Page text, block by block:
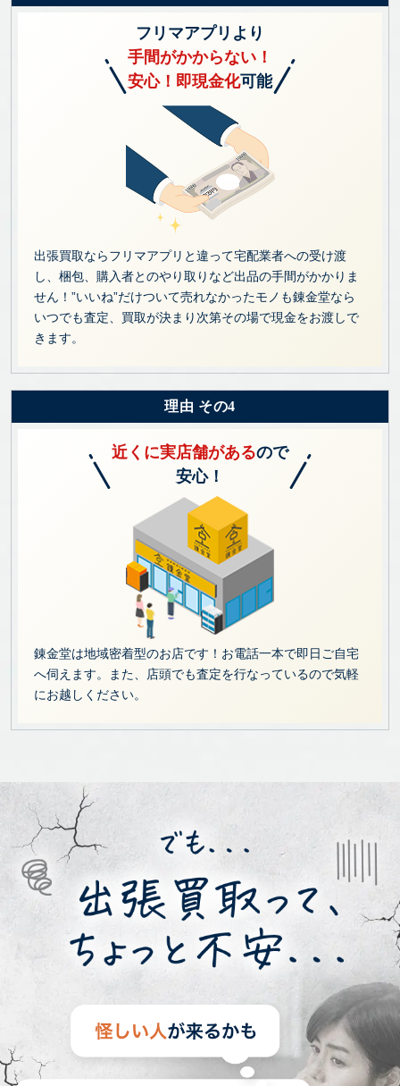
フリマアプリより
手間がかからない！
安心！即現金化可能
出張買取ならフリマアプリと違って宅配業者への受け渡
し、梱包、購入者とのやり取りなど出品の手間がかかりま
せん！”いいね”だけついて売れなかったモノも錬金堂なら
いつでも査定、買取が決まり次第その場で現金をお渡しで
きます。
理由 その4
近くに実店舗があるので
安心！
錬金堂は地域密着型のお店です！お電話一本で即日ご自宅
へ伺えます。また、店頭でも査定を行なっているので気軽
にお越しください。